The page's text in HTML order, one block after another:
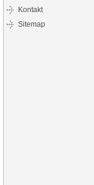
Kontakt
Sitemap